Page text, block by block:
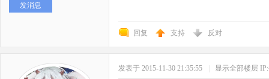
发消息
回复 支持 反对
发表于 2015-11-30 21:35:55 显示全部楼层